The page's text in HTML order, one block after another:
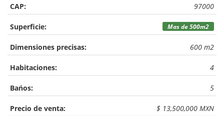
CAP: 97000
Superficie: Mas de 500m2
Dimensiones precisas: 600 m2
Habitaciones: 4
Bańos: 5
Precio de venta: $ 13,500,000 MXN